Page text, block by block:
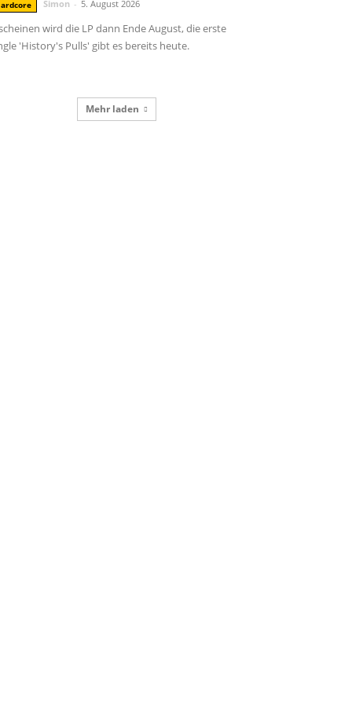
Simon - 5. August 2026
wird die LP dann Ende August, die erste
'History's Pulls' gibt es bereits heute.
Mehr laden